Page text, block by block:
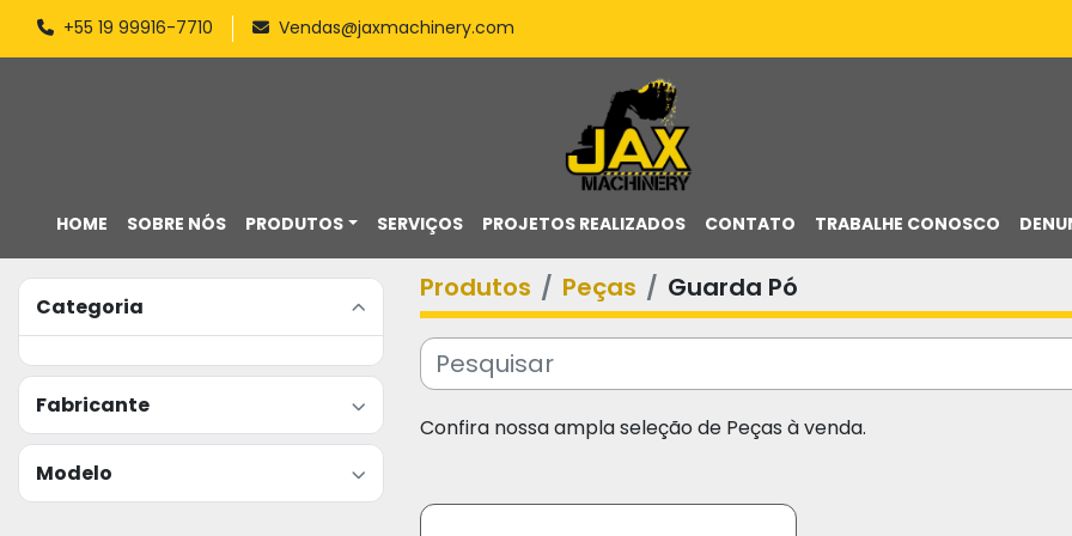
+55 19 99916-7710 Vendas@jaxmachinery.com
HOME PRODUTOS
SOBRE NÓS SERVIÇOS PROJETOS REALIZADOS CONTATO TRABALHE CONOSCO
Categoria
Fabricante
Modelo
Produtos Peças Guarda Pó
Confira nossa ampla seleção de Peças à venda.